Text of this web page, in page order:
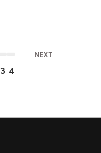
3 4
NEXT